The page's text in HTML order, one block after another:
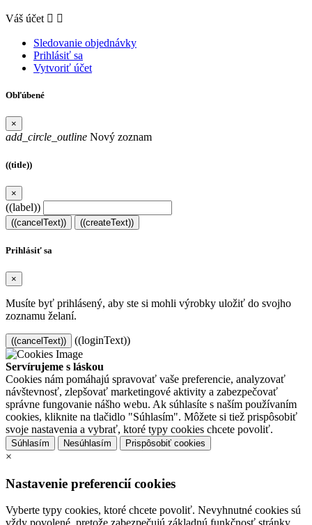
Váš účet  
Sledovanie objednávky
Prihlásiť sa
Vytvoriť účet
Obľúbené
×
add_circle_outline Nový zoznam
((title))
×
((label))
((cancelText)) ((createText))
Prihlásiť sa
×
Musíte byť prihlásený, aby ste si mohli výrobky uložiť do svojho
zoznamu želaní.
((cancelText)) ((loginText))
Servírujeme s láskou
Cookies nám pomáhajú spravovať vaše preferencie, analyzovať
návštevnosť, zlepšovať marketingové aktivity a zabezpečovať
správne fungovanie nášho webu. Ak súhlasíte s naším používaním
cookies, kliknite na tlačidlo "Súhlasím". Môžete si tiež prispôsobiť
svoje nastavenia a vybrať, ktoré typy cookies chcete povoliť.
Súhlasím Nesúhlasím Prispôsobiť cookies
×
Nastavenie preferencií cookies
Vyberte typy cookies, ktoré chcete povoliť. Nevyhnutné cookies sú